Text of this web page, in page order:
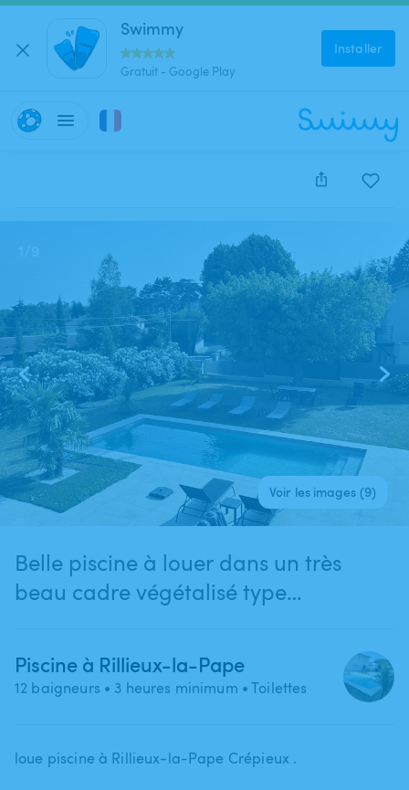
Swimmy
Gratuit - Google Play
Installer
Cette annonce est close et ne peut être réservée.
Voir les images (9)
Belle piscine à louer dans un très
beau cadre végétalisé type
Piscine à Rillieux-la-Pape
12 baigneurs • 3 heures minimum • Toilettes
loue piscine à Rillieux-la-Pape Crépieux .